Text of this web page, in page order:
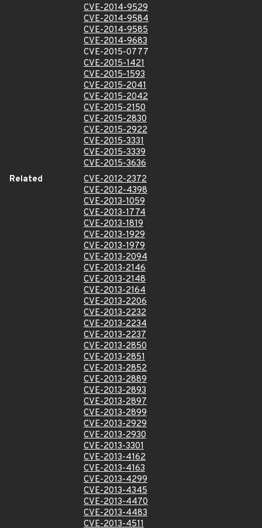
CVE-2014-9529
CVE-2014-9584
CVE-2014-9585
CVE-2014-9683
CVE-2015-0777
CVE-2015-1421
CVE-2015-1593
CVE-2015-2041
CVE-2015-2042
CVE-2015-2150
CVE-2015-2830
CVE-2015-2922
CVE-2015-3331
CVE-2015-3339
CVE-2015-3636
Related
CVE-2012-2372
CVE-2012-4398
CVE-2013-1059
CVE-2013-1774
CVE-2013-1819
CVE-2013-1929
CVE-2013-1979
CVE-2013-2094
CVE-2013-2146
CVE-2013-2148
CVE-2013-2164
CVE-2013-2206
CVE-2013-2232
CVE-2013-2234
CVE-2013-2237
CVE-2013-2850
CVE-2013-2851
CVE-2013-2852
CVE-2013-2889
CVE-2013-2893
CVE-2013-2897
CVE-2013-2899
CVE-2013-2929
CVE-2013-2930
CVE-2013-3301
CVE-2013-4162
CVE-2013-4163
CVE-2013-4299
CVE-2013-4345
CVE-2013-4470
CVE-2013-4483
CVE-2013-4511